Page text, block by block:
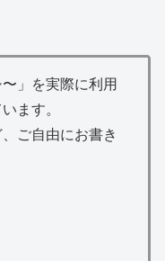
」を実際に利用
ます。
ご自由にお書き